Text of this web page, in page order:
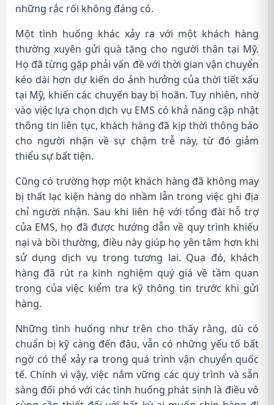
những rắc rối không đáng có.
Một tình huống khác xảy ra với một khách hàng
thường xuyên gửi quà tặng cho người thân tại Mỹ.
Họ đã từng gặp phải vấn đề với thời gian vận chuyển
kéo dài hơn dự kiến do ảnh hưởng của thời tiết xấu
tại Mỹ, khiến các chuyến bay bị hoãn. Tuy nhiên, nhờ
vào việc lựa chọn dịch vụ EMS có khả năng cập nhật
thông tin liên tục, khách hàng đã kịp thời thông báo
cho người nhận về sự chậm trễ này, từ đó giảm
thiểu sự bất tiện.
Cũng có trường hợp một khách hàng đã không may
bị thất lạc kiện hàng do nhầm lẫn trong việc ghi địa
chỉ người nhận. Sau khi liên hệ với tổng đài hỗ trợ
của EMS, họ đã được hướng dẫn về quy trình khiếu
nại và bồi thường, điều này giúp họ yên tâm hơn khi
sử dụng dịch vụ trong tương lai. Qua đó, khách
hàng đã rút ra kinh nghiệm quý giá về tầm quan
trọng của việc kiểm tra kỹ thông tin trước khi gửi
hàng.
Những tình huống như trên cho thấy rằng, dù có
chuẩn bị kỹ càng đến đâu, vẫn có những yếu tố bất
ngờ có thể xảy ra trong quá trình vận chuyển quốc
tế. Chính vì vậy, việc nắm vững các quy trình và sẵn
sàng đối phó với các tình huống phát sinh là điều vô